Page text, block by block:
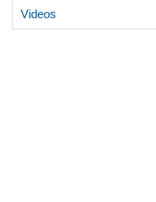
Videos